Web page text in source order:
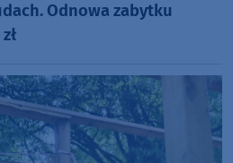
Odnowa zabytku